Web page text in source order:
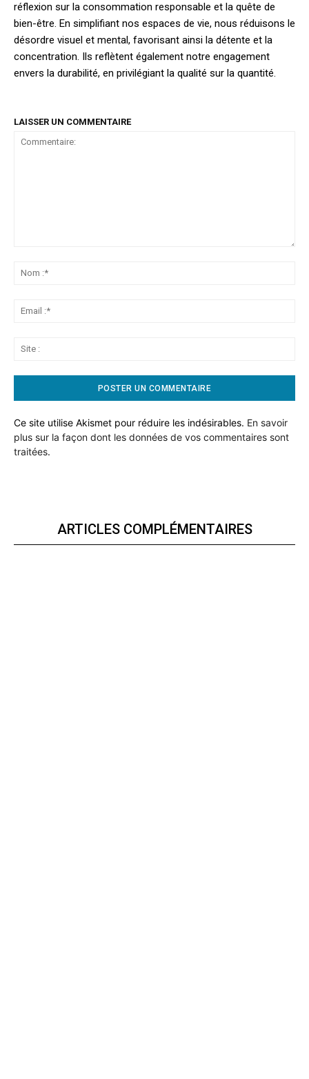
réflexion sur la consommation responsable et la quête de
bien-être. En simplifiant nos espaces de vie, nous réduisons le
désordre visuel et mental, favorisant ainsi la détente et la
concentration. Ils reflètent également notre engagement
envers la durabilité, en privilégiant la qualité sur la quantité.
LAISSER UN COMMENTAIRE
Ce site utilise Akismet pour réduire les indésirables. En savoir
plus sur la façon dont les données de vos commentaires sont
traitées.
ARTICLES COMPLÉMENTAIRES